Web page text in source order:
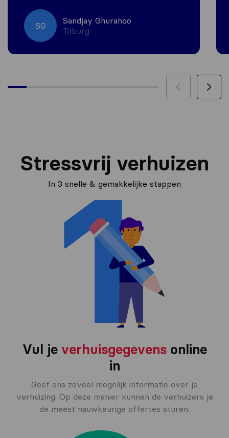
SG
Sandjay Ghurahoo
Tilburg
Stressvrij verhuizen
In 3 snelle & gemakkelijke stappen
Vul je verhuisgegevensonline
in
Geef ons zoveel mogelijk informatie over je
verhuizing. Op deze manier kunnen de verhuizers je
de meest nauwkeurige offertes sturen.